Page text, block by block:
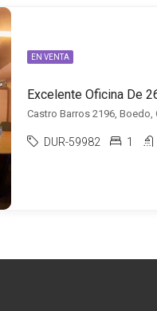
EN VENTA
Excelente Oficina De
Castro Barros 2196, Boedo,
DUR-59982 1